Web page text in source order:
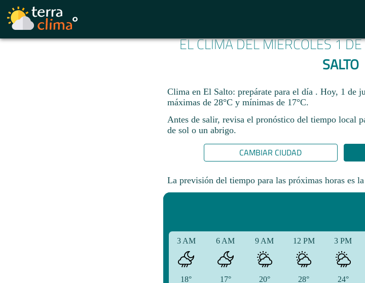
EL CLIMA DEL MIÉRCOLES 1
SALTO
Clima en El Salto: prepárate para el día . Hoy, 1 de
máximas de 28°C y mínimas de 17°C.
Antes de salir, revisa el pronóstico del tiempo local
de sol o un abrigo.
CAMBIAR CIUDAD
La previsión del tiempo para las próximas horas es
3 AM
18°
6 AM
17°
9 AM
20°
12 PM
28°
3 PM
24°